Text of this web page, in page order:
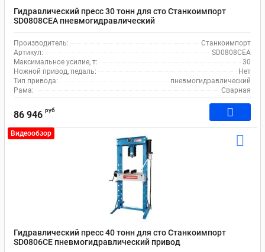
Гидравлический пресс 30 тонн для сто Станкоимпорт
SD0808CEA пневмогидравлический
Производитель:
Станкоимпорт
Артикул:
SD0808CEA
Максимальное усилие, т:
30
Ножной привод, педаль:
Нет
Тип привода:
пневмогидравлический
Рама:
Сварная
86 946 руб
Видеообзор
Гидравлический пресс 40 тонн для сто Станкоимпорт
SD0806CE пневмогидравлический привод